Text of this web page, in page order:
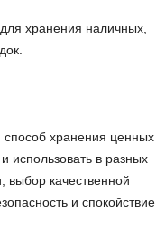
хранения наличных,
хранения ценных
использовать в разных
выбор качественной
и спокойствие